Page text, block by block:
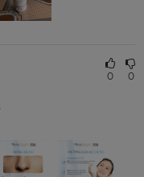
0 0